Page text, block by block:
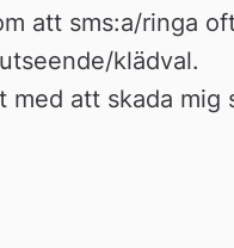
att sms:a/ringa
klädval.
med att skada mig